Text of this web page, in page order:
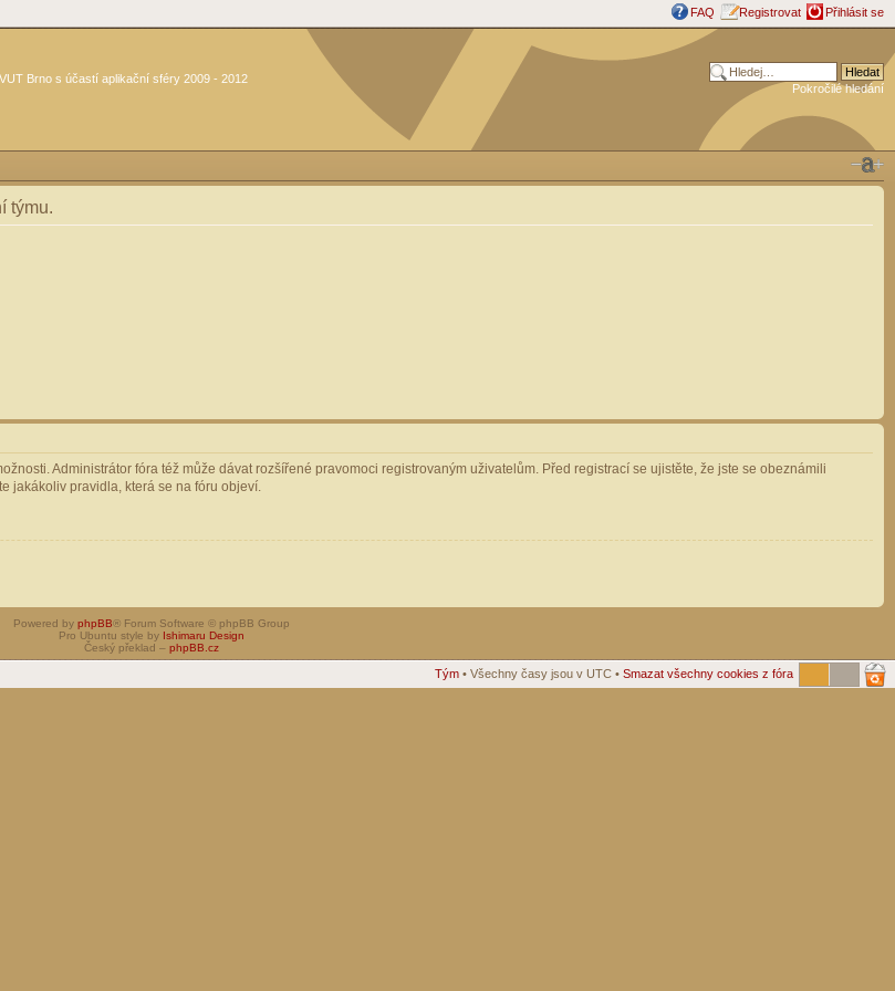
FAQ Registrovat Přihlásit se
Brno s účastí aplikační sféry 2009 - 2012
Pokročilé hledání
týmu.
Administrátor fóra též může dávat rozšířené pravomoci registrovaným uživatelům. Před registrací se ujistěte, že jste se obeznámili
jakákoliv pravidla, která se na fóru objeví.
Powered by phpBB® Forum Software © phpBB Group
Pro Ubuntu style by Ishimaru Design
Český překlad – phpBB.cz
Tým • Všechny časy jsou v UTC • Smazat všechny cookies z fóra